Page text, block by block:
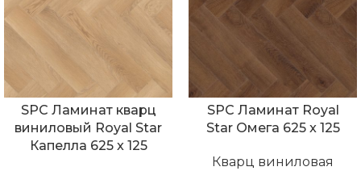
SPC Ламинат кварц
виниловый Royal Star
Капелла 625 x 125
SPC Ламинат Royal
Star Омега 625 x 125
Кварц виниловая